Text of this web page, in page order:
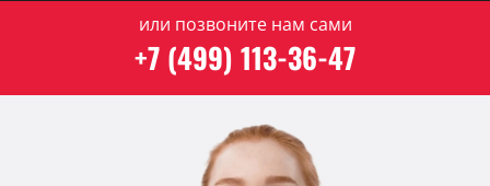
или позвоните нам сами
+7 (499) 113-36-47